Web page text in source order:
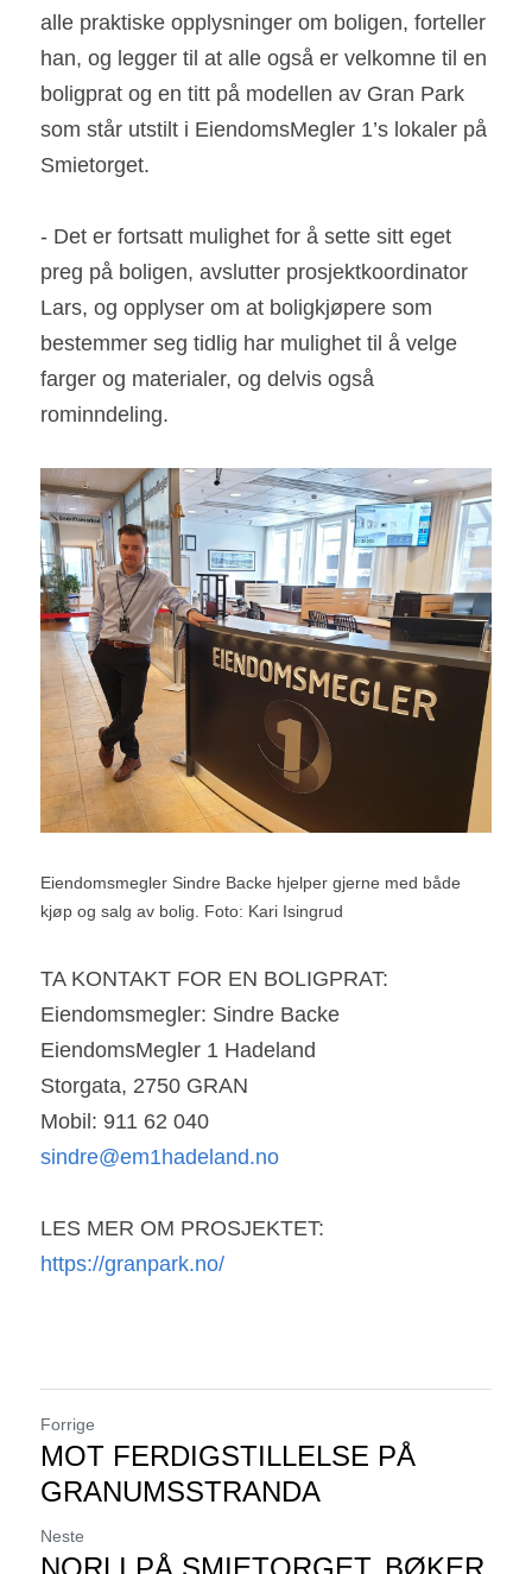
alle praktiske opplysninger om boligen, forteller
han, og legger til at alle også er velkomne til en
boligprat og en titt på modellen av Gran Park
som står utstilt i EiendomsMegler 1’s lokaler på
Smietorget.
- Det er fortsatt mulighet for å sette sitt eget
preg på boligen, avslutter prosjektkoordinator
Lars, og opplyser om at boligkjøpere som
bestemmer seg tidlig har mulighet til å velge
farger og materialer, og delvis også
rominndeling.
Eiendomsmegler Sindre Backe hjelper gjerne med både
kjøp og salg av bolig. Foto: Kari Isingrud
TA KONTAKT FOR EN BOLIGPRAT:
Eiendomsmegler: Sindre Backe
EiendomsMegler 1 Hadeland
Storgata, 2750 GRAN
Mobil: 911 62 040
sindre@em1hadeland.no
LES MER OM PROSJEKTET:
https://granpark.no/
Forrige
MOT FERDIGSTILLELSE PÅ
GRANUMSSTRANDA
Neste
NORLI PÅ SMIETORGET, BØKER